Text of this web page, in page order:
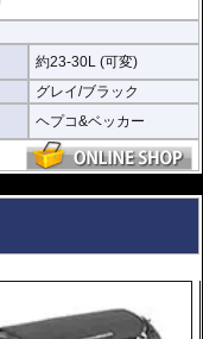
約23-30L (可変)
グレイ/ブラック
ヘプコ&ベッカー